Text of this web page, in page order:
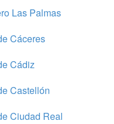
Las Palmas
Cáceres
Cádiz
Castellón
Ciudad Real